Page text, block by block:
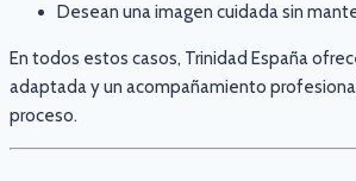
Desean una imagen cuidada sin
En todos estos casos, Trinidad España
adaptada y un acompañamiento
proceso.